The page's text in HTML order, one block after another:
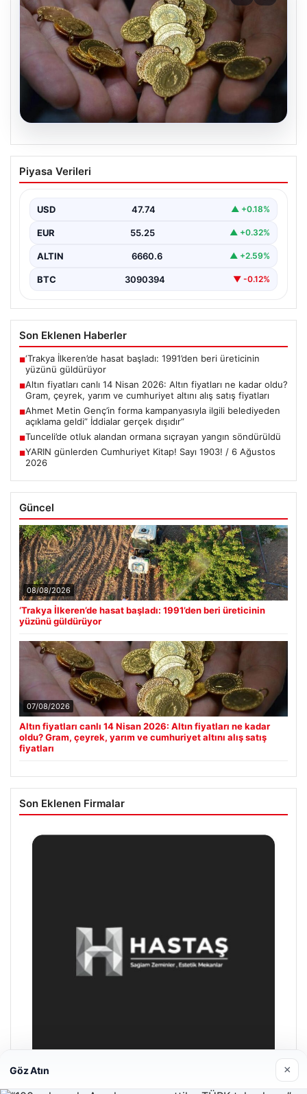
Altın fiyatları canlı 14 Nisan 2026: Altın
fiyatları ne kadar oldu? Gram, çeyrek,
fiyatları
{“title”: “14 Nisan 2026 Güncel Altın Fiyatları: Gram,
Çeyrek, Yarım ve Cumhuriyet Altını Satış…
Piyasa Verileri
USD 47.74 ▲ +0.18%
EUR 55.25 ▲ +0.32%
ALTIN 6660.6 ▲ +2.59%
BTC 3090394 ▼ -0.12%
Son Eklenen Haberler
■‘Trakya İlkeren’de hasat başladı: 1991’den beri üreticinin
yüzünü güldürüyor
■Altın fiyatları canlı 14 Nisan 2026: Altın fiyatları ne kadar oldu?
Gram, çeyrek, yarım ve cumhuriyet altını alış satış fiyatları
■Ahmet Metin Genç’in forma kampanyasıyla ilgili belediyeden
açıklama geldi” İddialar gerçek dışıdır”
■Tunceli’de otluk alandan ormana sıçrayan yangın söndürüldü
■YARIN günlerden Cumhuriyet Kitap! Sayı 1903! / 6 Ağustos
2026
Güncel
08/08/2026
‘Trakya İlkeren’de hasat başladı: 1991’den beri üreticinin
yüzünü güldürüyor
07/08/2026
Altın fiyatları canlı 14 Nisan 2026: Altın fiyatları ne kadar
oldu? Gram, çeyrek, yarım ve cumhuriyet altını alış satış
fiyatları
Son Eklenen Firmalar
Göz Atın ×